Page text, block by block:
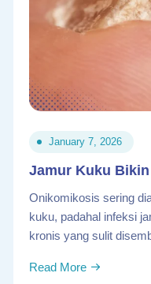
January 7, 2026
Jamur Kuku
Onikomikosis sering
kuku, padahal infeksi
kronis yang sulit
Read More